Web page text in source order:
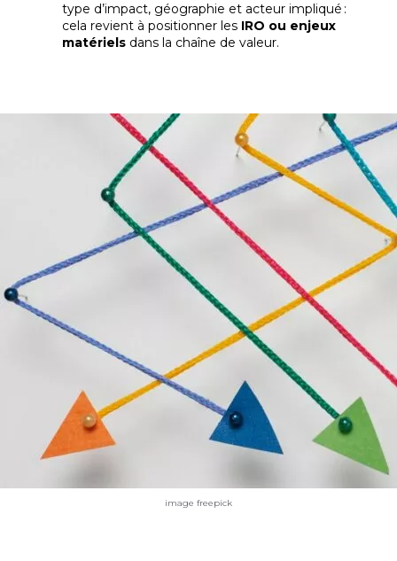
image freepick
type d’impact, géographie et acteur impliqué :
cela revient à positionner les IRO ou enjeux
matériels dans la chaîne de valeur.